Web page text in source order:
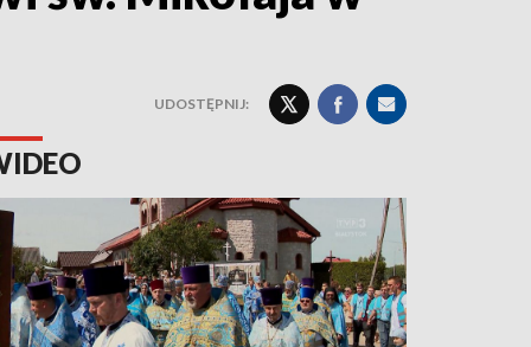
UDOSTĘPNIJ: